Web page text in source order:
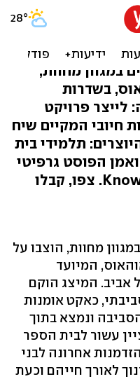
"מחוות
במגוון מחוות,
בשדרות
לייצר פרויקט
חיובי המקיים שיח
תלמידי בית
הפוסט גרפיטי
הבינלאומי-ישראלי Know Hope. צפו, קבלו
מחוות, הוצבו על
המיועד
אביב. המיצג הוקם
כאקט אומנות
ונמצא בתוך
עשור לבית הספר
אחרונה לבני
לאורך חייהם וכעת